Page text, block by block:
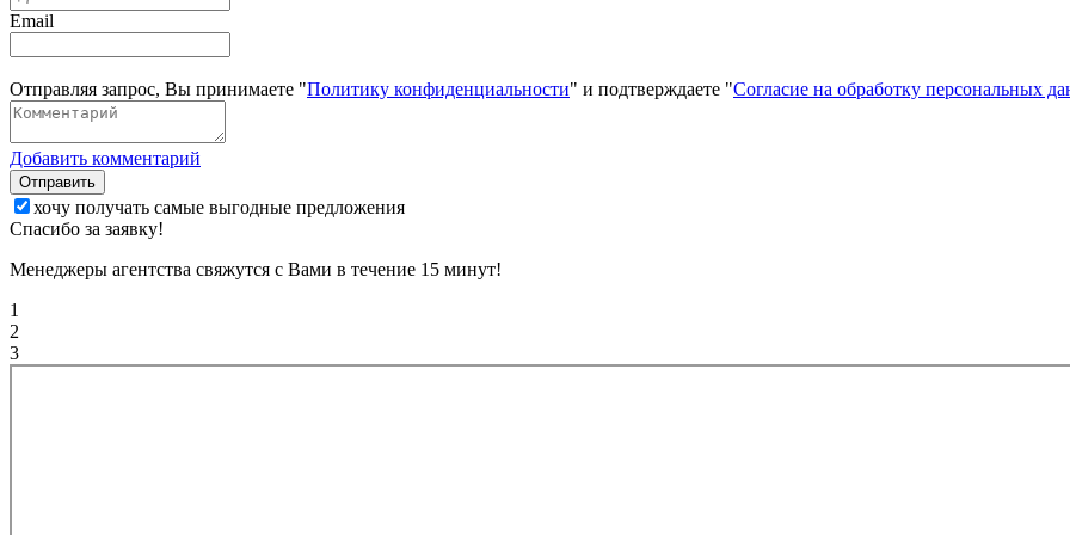
Email
Отправляя запрос, Вы принимаете "Политику конфиденциальности" и подтверждаете "Согласие на обработку персональных
Добавить комментарий
Отправить
хочу получать самые выгодные предложения
Спасибо за заявку!
Менеджеры агентства свяжутся с Вами в течение 15 минут!
1
2
3